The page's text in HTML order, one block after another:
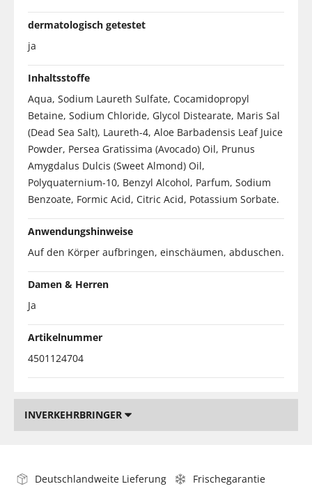
dermatologisch getestet
ja
Inhaltsstoffe
Aqua, Sodium Laureth Sulfate, Cocamidopropyl
Betaine, Sodium Chloride, Glycol Distearate, Maris Sal
(Dead Sea Salt), Laureth-4, Aloe Barbadensis Leaf Juice
Powder, Persea Gratissima (Avocado) Oil, Prunus
Amygdalus Dulcis (Sweet Almond) Oil,
Polyquaternium-10, Benzyl Alcohol, Parfum, Sodium
Benzoate, Formic Acid, Citric Acid, Potassium Sorbate.
Anwendungshinweise
Auf den Körper aufbringen, einschäumen, abduschen.
Damen & Herren
Ja
Artikelnummer
4501124704
INVERKEHRBRINGER
Deutschlandweite Lieferung
Frischegarantie